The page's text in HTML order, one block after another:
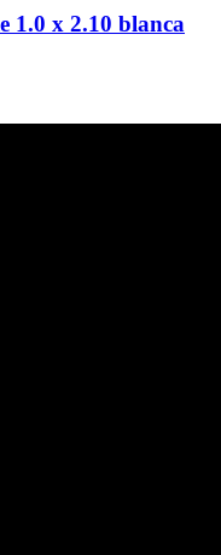
1.0 x 2.10 blanca
24hs.
marcas.
web.